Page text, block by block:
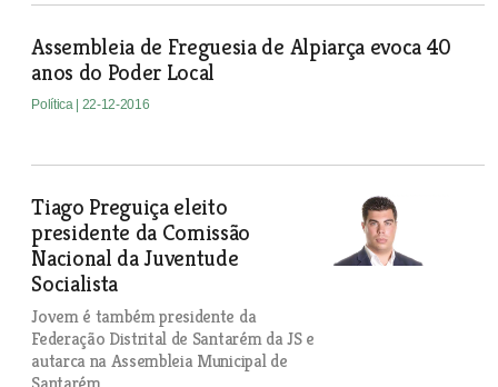
Assembleia de Freguesia de Alpiarça evoca 40
anos do Poder Local
Política | 22-12-2016
Tiago Preguiça eleito
presidente da Comissão
Nacional da Juventude
Socialista
Jovem é também presidente da
Federação Distrital de Santarém da JS e
autarca na Assembleia Municipal de